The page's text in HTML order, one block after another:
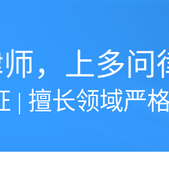
，上多问
| 擅长领域严